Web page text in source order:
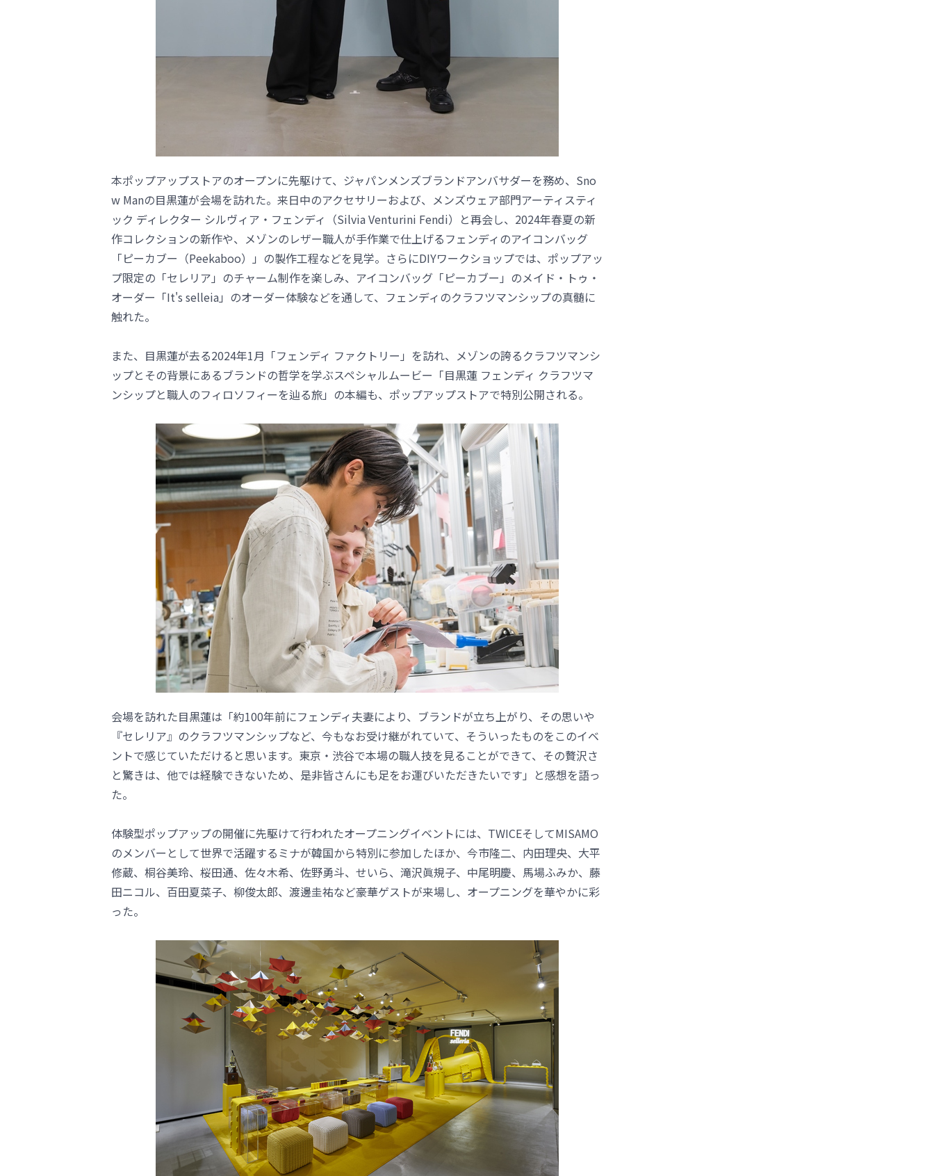
本ポップアップストアのオープンに先駆けて、ジャパンメンズブランドアンバサダーを務め、Sno
w Manの目黒蓮が会場を訪れた。来日中のアクセサリーおよび、メンズウェア部門アーティスティ
ック ディレクター シルヴィア・フェンディ（Silvia Venturini Fendi）と再会し、2024年春夏の新
作コレクションの新作や、メゾンのレザー職人が手作業で仕上げるフェンディのアイコンバッグ
「ピーカブー（Peekaboo）」の製作工程などを見学。さらにDIYワークショップでは、ポップアッ
プ限定の「セレリア」のチャーム制作を楽しみ、アイコンバッグ「ピーカブー」のメイド・トゥ・
オーダー「It's selleia」のオーダー体験などを通して、フェンディのクラフツマンシップの真髄に
触れた。
また、目黒蓮が去る2024年1月「フェンディ ファクトリー」を訪れ、メゾンの誇るクラフツマンシ
ップとその背景にあるブランドの哲学を学ぶスペシャルムービー「目黒蓮 フェンディ クラフツマ
ンシップと職人のフィロソフィーを辿る旅」の本編も、ポップアップストアで特別公開される。
会場を訪れた目黒蓮は「約100年前にフェンディ夫妻により、ブランドが立ち上がり、その思いや
『セレリア』のクラフツマンシップなど、今もなお受け継がれていて、そういったものをこのイベ
ントで感じていただけると思います。東京・渋谷で本場の職人技を見ることができて、その贅沢さ
と驚きは、他では経験できないため、是非皆さんにも足をお運びいただきたいです」と感想を語っ
た。
体験型ポップアップの開催に先駆けて行われたオープニングイベントには、TWICEそしてMISAMO
のメンバーとして世界で活躍するミナが韓国から特別に参加したほか、今市隆二、内田理央、大平
修蔵、桐谷美玲、桜田通、佐々木希、佐野勇斗、せいら、滝沢眞規子、中尾明慶、馬場ふみか、藤
田ニコル、百田夏菜子、柳俊太郎、渡邊圭祐など豪華ゲストが来場し、オープニングを華やかに彩
った。